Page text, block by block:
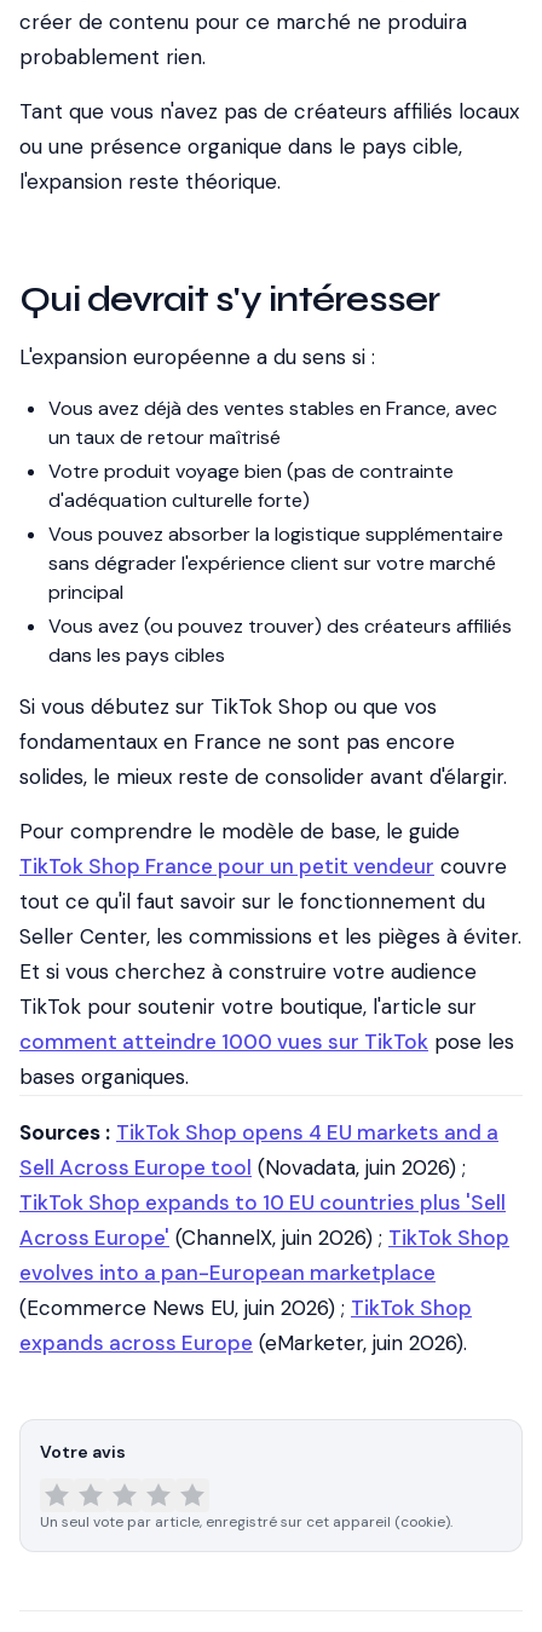
créer de contenu pour ce marché ne produira
probablement rien.
Tant que vous n'avez pas de créateurs affiliés locaux
ou une présence organique dans le pays cible,
l'expansion reste théorique.
Qui devrait s'y intéresser
L'expansion européenne a du sens si :
Vous avez déjà des ventes stables en France, avec
un taux de retour maîtrisé
Votre produit voyage bien (pas de contrainte
d'adéquation culturelle forte)
Vous pouvez absorber la logistique supplémentaire
sans dégrader l'expérience client sur votre marché
principal
Vous avez (ou pouvez trouver) des créateurs affiliés
dans les pays cibles
Si vous débutez sur TikTok Shop ou que vos
fondamentaux en France ne sont pas encore
solides, le mieux reste de consolider avant d'élargir.
Pour comprendre le modèle de base, le guide
TikTok Shop France pour un petit vendeur couvre
tout ce qu'il faut savoir sur le fonctionnement du
Seller Center, les commissions et les pièges à éviter.
Et si vous cherchez à construire votre audience
TikTok pour soutenir votre boutique, l'article sur
comment atteindre 1000 vues sur TikTok pose les
bases organiques.
Sources : TikTok Shop opens 4 EU markets and a
Sell Across Europe tool (Novadata, juin 2026) ;
TikTok Shop expands to 10 EU countries plus 'Sell
Across Europe' (ChannelX, juin 2026) ; TikTok Shop
evolves into a pan-European marketplace
(Ecommerce News EU, juin 2026) ; TikTok Shop
expands across Europe (eMarketer, juin 2026).
Votre avis
Un seul vote par article, enregistré sur cet appareil (cookie).